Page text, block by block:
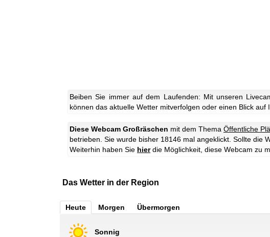
Beiben Sie immer auf dem Laufenden: Mit unseren
können das aktuelle Wetter mitverfolgen oder einen Blick auf
Diese Webcam Großräschen mit dem Thema Öffentliche
betrieben. Sie wurde bisher 18146 mal angeklickt. Sollte die
Weiterhin haben Sie hierdie Möglichkeit, diese Webcam zu
Das Wetter in der Region
Heute Morgen Übermorgen
Sonnig